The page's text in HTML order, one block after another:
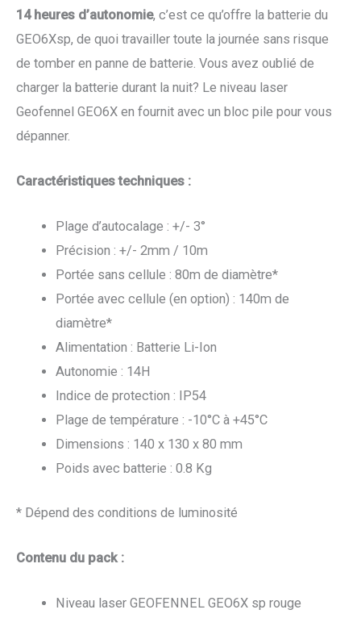
14 heures d’autonomie, c’est ce qu’offre la batterie du
GEO6Xsp, de quoi travailler toute la journée sans risque
de tomber en panne de batterie. Vous avez oublié de
charger la batterie durant la nuit? Le niveau laser
Geofennel GEO6X en fournit avec un bloc pile pour vous
dépanner.
Caractéristiques techniques :
Plage d’autocalage : +/- 3°
Précision : +/- 2mm / 10m
Portée sans cellule : 80m de diamètre*
Portée avec cellule (en option) : 140m de
diamètre*
Alimentation : Batterie Li-Ion
Autonomie : 14H
Indice de protection : IP54
Plage de température : -10°C à +45°C
Dimensions : 140 x 130 x 80 mm
Poids avec batterie : 0.8 Kg
* Dépend des conditions de luminosité
Contenu du pack :
Niveau laser GEOFENNEL GEO6X sp rouge